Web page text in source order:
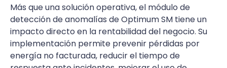
Más que una solución operativa, el módulo de
detección de anomalías de Optimum SM tiene un
impacto directo en la rentabilidad del negocio. Su
implementación permite prevenir pérdidas por
energía no facturada, reducir el tiempo de